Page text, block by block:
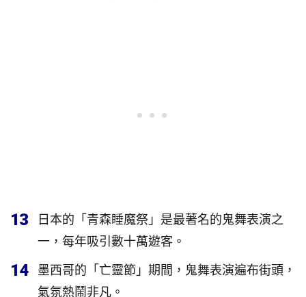
13
日本的「青森睡魔祭」是最著名的鬼舞表演之
一，每年吸引數十萬遊客。
14
墨西哥的「亡靈節」期間，鬼舞表演遍布街頭，
氣氛熱鬧非凡。